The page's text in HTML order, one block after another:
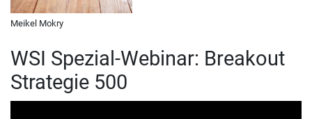
WSI Spezial-Webinar: Breakout
Strategie 500
Meikel Mokry